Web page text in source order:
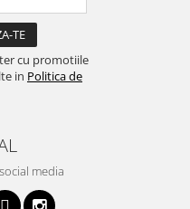
cu promotiile
in Politica de
media